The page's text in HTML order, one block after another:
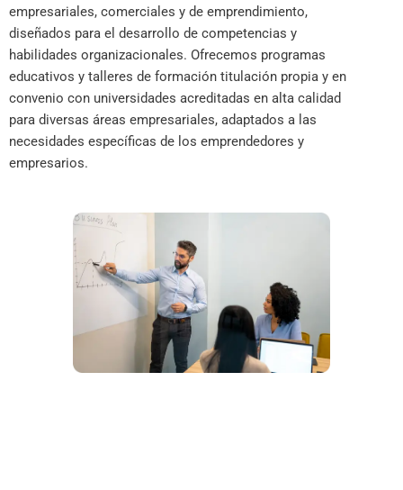
empresariales, comerciales y de emprendimiento,
diseñados para el desarrollo de competencias y
habilidades organizacionales. Ofrecemos programas
educativos y talleres de formación titulación propia y en
convenio con universidades acreditadas en alta calidad
para diversas áreas empresariales, adaptados a las
necesidades específicas de los emprendedores y
empresarios.